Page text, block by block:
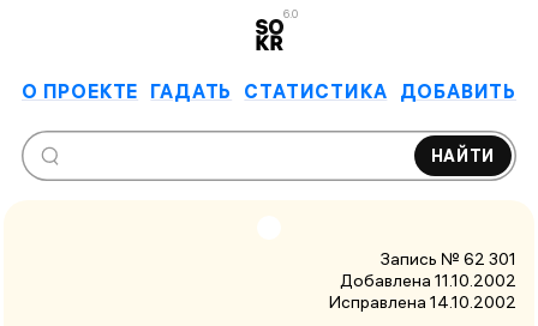
6.0
О ПРОЕКТЕ ГАДАТЬ СТАТИСТИКА ДОБАВИТЬ
НАЙТИ
Запись № 62 301
Добавлена 11.10.2002
Исправлена 14.10.2002